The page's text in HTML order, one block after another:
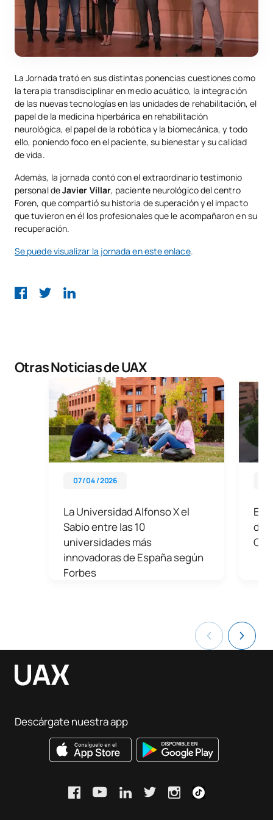
La Jornada trató en sus distintas ponencias cuestiones como
la terapia transdisciplinar en medio acuático, la integración
de las nuevas tecnologías en las unidades de rehabilitación, el
papel de la medicina hiperbárica en rehabilitación
neurológica, el papel de la robótica y la biomecánica, y todo
ello, poniendo foco en el paciente, su bienestar y su calidad
de vida.
Además, la jornada contó con el extraordinario testimonio
personal deJavier Villar, paciente neurológico del centro
Foren, que compartió su historia de superación y el impacto
que tuvieron en él los profesionales que le acompañaron en su
recuperación.
Se puede visualizar la jornada en este enlace.
Otras Noticias de UAX
07 / 04 / 2026
La Universidad Alfonso X el
Sabio entre las 10
universidades más
innovadoras de España según
Forbes
En
del
Descárgate nuestra app